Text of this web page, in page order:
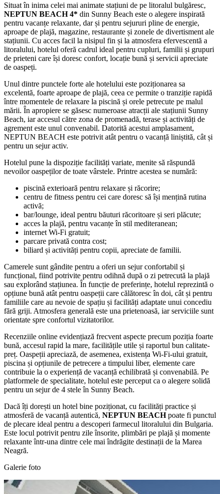
Situat în inima celei mai animate stațiuni de pe litoralul bulgăresc,
NEPTUN BEACH 4* din Sunny Beach este o alegere inspirată
pentru vacanțe relaxante, dar și pentru sejururi pline de energie,
aproape de plajă, magazine, restaurante și zonele de divertisment ale
stațiunii. Cu acces facil la nisipul fin și la atmosfera efervescentă a
litoralului, hotelul oferă cadrul ideal pentru cupluri, familii și grupuri
de prieteni care își doresc confort, locație bună și servicii apreciate
de oaspeți.
Unul dintre punctele forte ale hotelului este poziționarea sa
excelentă, foarte aproape de plajă, ceea ce permite o tranziție rapidă
între momentele de relaxare la piscină și orele petrecute pe malul
mării. În apropiere se găsesc numeroase atracții ale stațiunii Sunny
Beach, iar accesul către zona de promenadă, terase și activități de
agrement este unul convenabil. Datorită acestui amplasament,
NEPTUN BEACH este potrivit atât pentru o vacanță liniștită, cât și
pentru un sejur activ.
Hotelul pune la dispoziție facilități variate, menite să răspundă
nevoilor oaspeților de toate vârstele. Printre acestea se numără:
piscină exterioară pentru relaxare și răcorire;
centru de fitness pentru cei care doresc să își mențină rutina
activă;
bar/lounge, ideal pentru băuturi răcoritoare și seri plăcute;
acces la plajă, pentru vacanțe în stil mediteranean;
internet Wi‑Fi gratuit;
parcare privată contra cost;
biliard și activități pentru copii, apreciate de familii.
Camerele sunt gândite pentru a oferi un sejur confortabil și
funcțional, fiind potrivite pentru odihnă după o zi petrecută la plajă
sau explorând stațiunea. În funcție de preferințe, hotelul reprezintă o
opțiune bună atât pentru oaspeții care călătoresc în doi, cât și pentru
familiile care au nevoie de spațiu și facilități adaptate unui concediu
fără griji. Atmosfera generală este una prietenoasă, iar serviciile sunt
orientate spre confortul vizitatorilor.
Recenziile online evidențiază frecvent aspecte precum poziția foarte
bună, accesul rapid la mare, facilitățile utile și raportul bun calitate-
preț. Oaspeții apreciază, de asemenea, existența Wi‑Fi-ului gratuit,
piscina și opțiunile de petrecere a timpului liber, elemente care
contribuie la o experiență de vacanță echilibrată și convenabilă. Pe
platformele de specialitate, hotelul este perceput ca o alegere solidă
pentru un sejur de 4 stele în Sunny Beach.
Dacă îți dorești un hotel bine poziționat, cu facilități practice și
atmosferă de vacanță autentică, NEPTUN BEACHpoate fi punctul
de plecare ideal pentru a descoperi farmecul litoralului din Bulgaria.
Este locul potrivit pentru zile însorite, plimbări pe plajă și momente
relaxante într-una dintre cele mai îndrăgite destinații de la Marea
Neagră.
Galerie foto